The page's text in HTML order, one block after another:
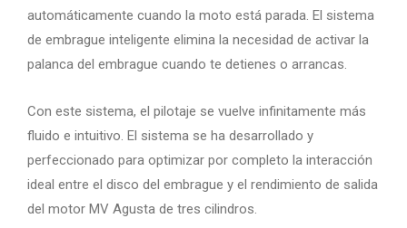
automáticamente cuando la moto está parada. El sistema
de embrague inteligente elimina la necesidad de activar la
palanca del embrague cuando te detienes o arrancas.
Con este sistema, el pilotaje se vuelve infinitamente más
fluido e intuitivo. El sistema se ha desarrollado y
perfeccionado para optimizar por completo la interacción
ideal entre el disco del embrague y el rendimiento de salida
del motor MV Agusta de tres cilindros.